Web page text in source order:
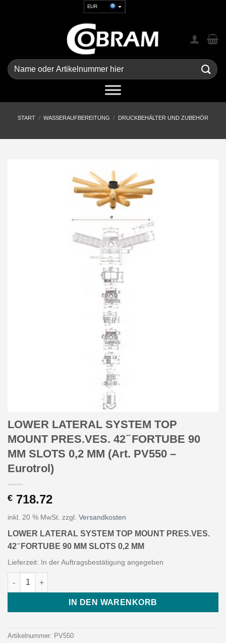
EUR
GBP
CHF
UAH
Suchen
nach:
START / WASSERAUFBEREITUNG / DRUCKBEHÄLTER UND ZUBEHÖR
LOWER LATERAL SYSTEM TOP
MOUNT PRES.VES. 42 ̋ FORTUBE 90
MM SLOTS 0,2 MM (Art. PV550 –
Eurotrol)
€ 718.72
inkl. 20 % MwSt. zzgl. Versandkosten
LOWER LATERAL SYSTEM TOP MOUNT PRES.VES.
42 ̋ FORTUBE 90 MM SLOTS 0,2 MM
Lieferzeit: In der Auftragsbestätigung angegeben
LOWER LATERAL SYSTEM TOP MOUNT PRES.VES. 42
IN DEN WARENKORB
Artikelnummer: PV550